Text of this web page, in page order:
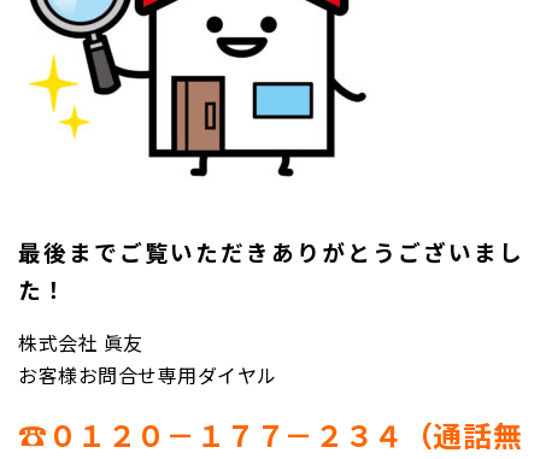
最後までご覧いただきありがとうございまし
た！
株式会社 眞友
お客様お問合せ専用ダイヤル
☎０１２０－１７７－２３４（通話無